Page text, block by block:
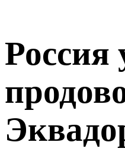
Россия